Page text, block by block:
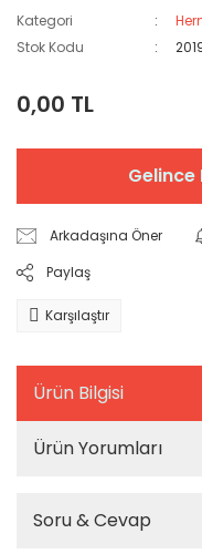
Kategori
Stok Kodu
0,00 TL
Gelince
Arkadaşına Öner
Paylaş
Karşılaştır
Ürün Bilgisi
Ürün Yorumları
Soru & Cevap